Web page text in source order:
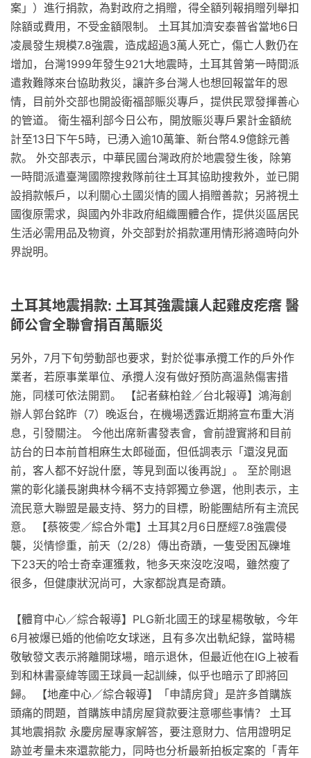
案」）進行捐款，為對政府之捐贈，得全額列報捐贈列舉扣
除額或費用，不受金額限制。 土耳其加濟安泰普省當地6日
凌晨發生規模7.8強震，造成超過3萬人死亡，傷亡人數仍在
增加，台灣1999年發生921大地震時，土耳其曾第一時間派
遣救難隊來台協助救災，讓許多台灣人也想回報當年的恩
情，目前外交部也開設衛福部賑災專戶，提供民眾發揮善心
的管道。 衛生福利部今日公布，開放賑災專戶累計金額統
計至13日下午5時，已湧入逾10萬筆、新台幣4.9億餘元善
款。 外交部表示，中華民國台灣政府於地震發生後，除第
一時間派遣臺灣國際搜救隊前往土耳其協助搜救外，並已開
設捐款帳戶，以利關心土國災情的國人捐贈善款；另將視土
國復原需求，與國內外非政府組織團體合作，提供災區居民
生活必需用品及物資，外交部對於捐款運用情形將適時向外
界說明。
土耳其地震捐款: 土耳其強震讓人起雞皮疙瘩 醫
師公會全聯會捐百萬賑災
另外，7月下旬勞動部也要求，對於從事承攬工作的戶外作
業者，若原事業單位、承攬人沒有做好預防高溫熱傷害措
施，同樣可依法開罰。 【記者蘇柏銓／台北報導】鴻海創
辦人郭台銘昨（7）晚返台，在機場透露近期將宣布重大消
息，引發關注。 今他出席新書發表會，會前證實將和目前
訪台的日本前首相麻生太郎碰面，但低調表示「還沒見面
前，客人都不好說什麼，等見到面以後再說」。 至於剛退
黨的彰化議長謝典林今稱不支持郭獨立參選，他則表示，主
流民意大聯盟是最支持、努力的目標，盼能團結所有主流民
意。 【蔡筱雯／綜合外電】土耳其2月6日歷經7.8強震侵
襲，災情慘重，前天（2/28）傳出奇蹟，一隻受困瓦礫堆
下23天的哈士奇幸運獲救，牠多天來沒吃沒喝，雖然瘦了
很多，但健康狀況尚可，大家都說真是奇蹟。
【體育中心／綜合報導】PLG新北國王的球星楊敬敏，今年
6月被爆已婚的他偷吃女球迷，且有多次出軌紀錄，當時楊
敬敏發文表示將離開球場，暗示退休，但最近他在IG上被看
到和林書豪緯等國王球員一起訓練，似乎也暗示了即將回
歸。 【地產中心／綜合報導】「申請房貸」是許多首購族
頭痛的問題，首購族申請房屋貸款要注意哪些事情？ 土耳
其地震捐款 永慶房屋專家解答，要注意財力、信用證明足
跡並考量未來還款能力，同時也分析最新拍板定案的「青年